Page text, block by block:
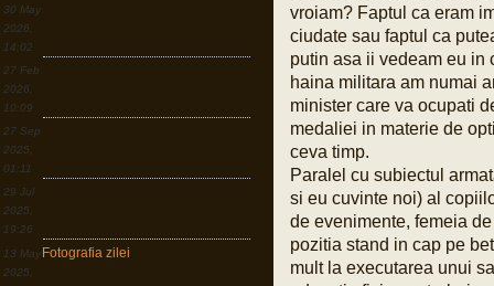
Pârvu Florin
19 Mar 2026, 00:50
LINK
Pârvu Florin
30 Dec 2025, 18:17
Dacă e ceva ce am învățat în viața asta,
care te iubesc, e faptul că o criză e în egală
măsură o oportunitate, dar asta doar în
măsura în care ești dispus să sacrifici
confortul pe termen scurt și să ți asumi
riscuri.
30 May
2026,
14:02
27 Feb
2026,
10:09
27 Sep
2025,
01:11
29 Jul
2025,
19:26
13 May
2025,
Fotografia zilei
vroiam? Faptul ca eram
ciudate sau faptul ca
putin asa ii vedeam eu in
haina militara am numai
minister care va ocupati
medaliei in materie de
ceva timp.
Paralel cu subiectul
si eu cuvinte noi) al
de evenimente, femeia
pozitia stand in cap pe
mult la executarea unui